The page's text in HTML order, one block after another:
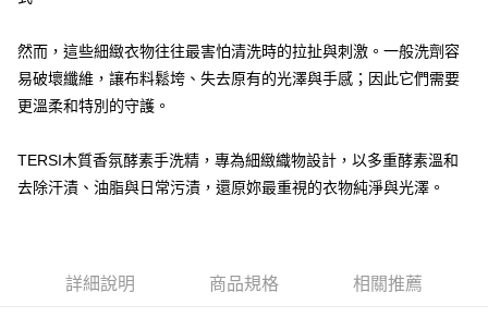
然而，這些細緻衣物往往最害怕清洗時的拉扯與刺激。一般洗劑容
易破壞纖維，讓布料鬆垮、失去原有的光澤與手感；因此它們需要
更溫柔和特別的守護。
TERSI木質香氛酵素手洗精，專為細緻織物設計，以多重酵素溫和
去除汗漬、油脂與日常污漬，還原妳最重視的衣物純淨與光澤。
詳細說明 商品規格 相關推薦